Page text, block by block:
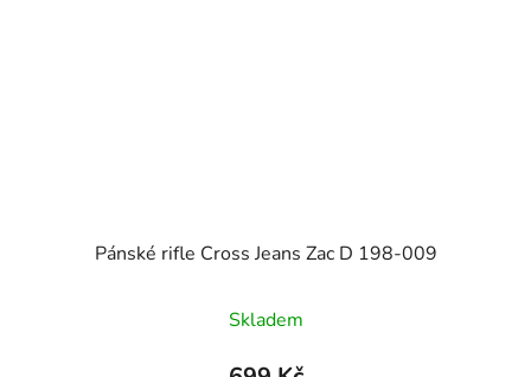
Pánské rifle Cross Jeans Zac D 198-009
Skladem